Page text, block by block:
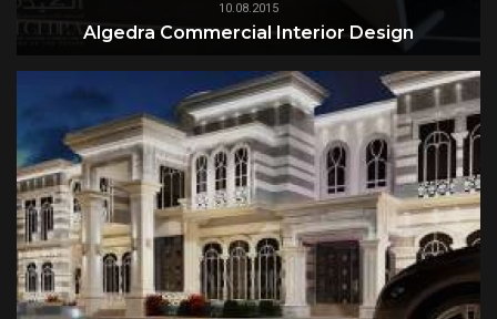
10.08.2015
Algedra Commercial Interior Design